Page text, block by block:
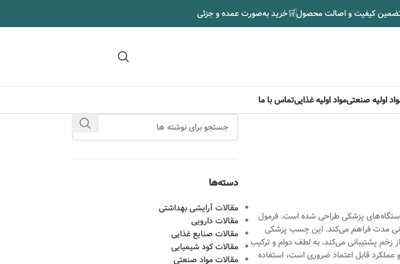
کیفیت و اصالت محصول🛒خرید به‌صورت عمده و جزئی
اولیه صنعتیمواد اولیه غذاییتماس با ما
دستگاه‌های پزشکی طراحی شده است. فرمول
مدت فراهم می‌کند. این چسب پزشکی
زخم پشتیبانی می‌کند. به لطف دوام و ترکیب
قابل اعتماد ضروری است، استفاده
دسته‌ها
مقالات آرایشی بهداشتی
مقالات دارویی
مقالات صنایع غذایی
مقالات کود شیمیایی
مقالات مواد صنعتی